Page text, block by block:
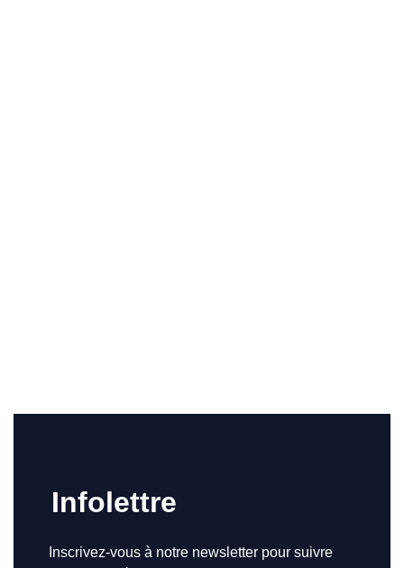
Infolettre
Inscrivez-vous à notre newsletter pour suivre